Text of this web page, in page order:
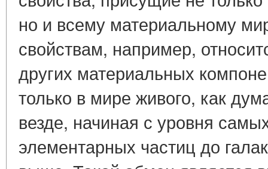
но и всему материальному
свойствам, например,
других материальных
только в мире живого, как
везде, начиная с уровня
элементарных частиц до